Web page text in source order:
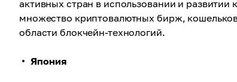
активных стран в использовании и
множество криптовалютных бирж,
области блокчейн-технологий.
Япония